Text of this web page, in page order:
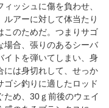
ッシュに傷を負わせ、
アーに対して体当たり
このためだ。つまりサゴ
場合、張りのあるシーバ
イトを弾いてしまい、身
には身切れして、せっか
ゴシ釣りに適したロッド
ため、30ｇ前後のウェイ